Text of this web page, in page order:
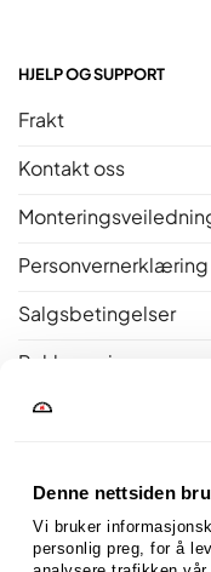
Denne nettsiden
Vi bruker
personlig preg, for å
HJELP OG SUPPORT
Frakt
Kontakt oss
Personvernerklæring
Salgsbetingelser
Reklamasjon
Åpent kjøp